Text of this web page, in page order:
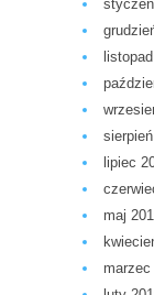
lipiec
maj
marzec